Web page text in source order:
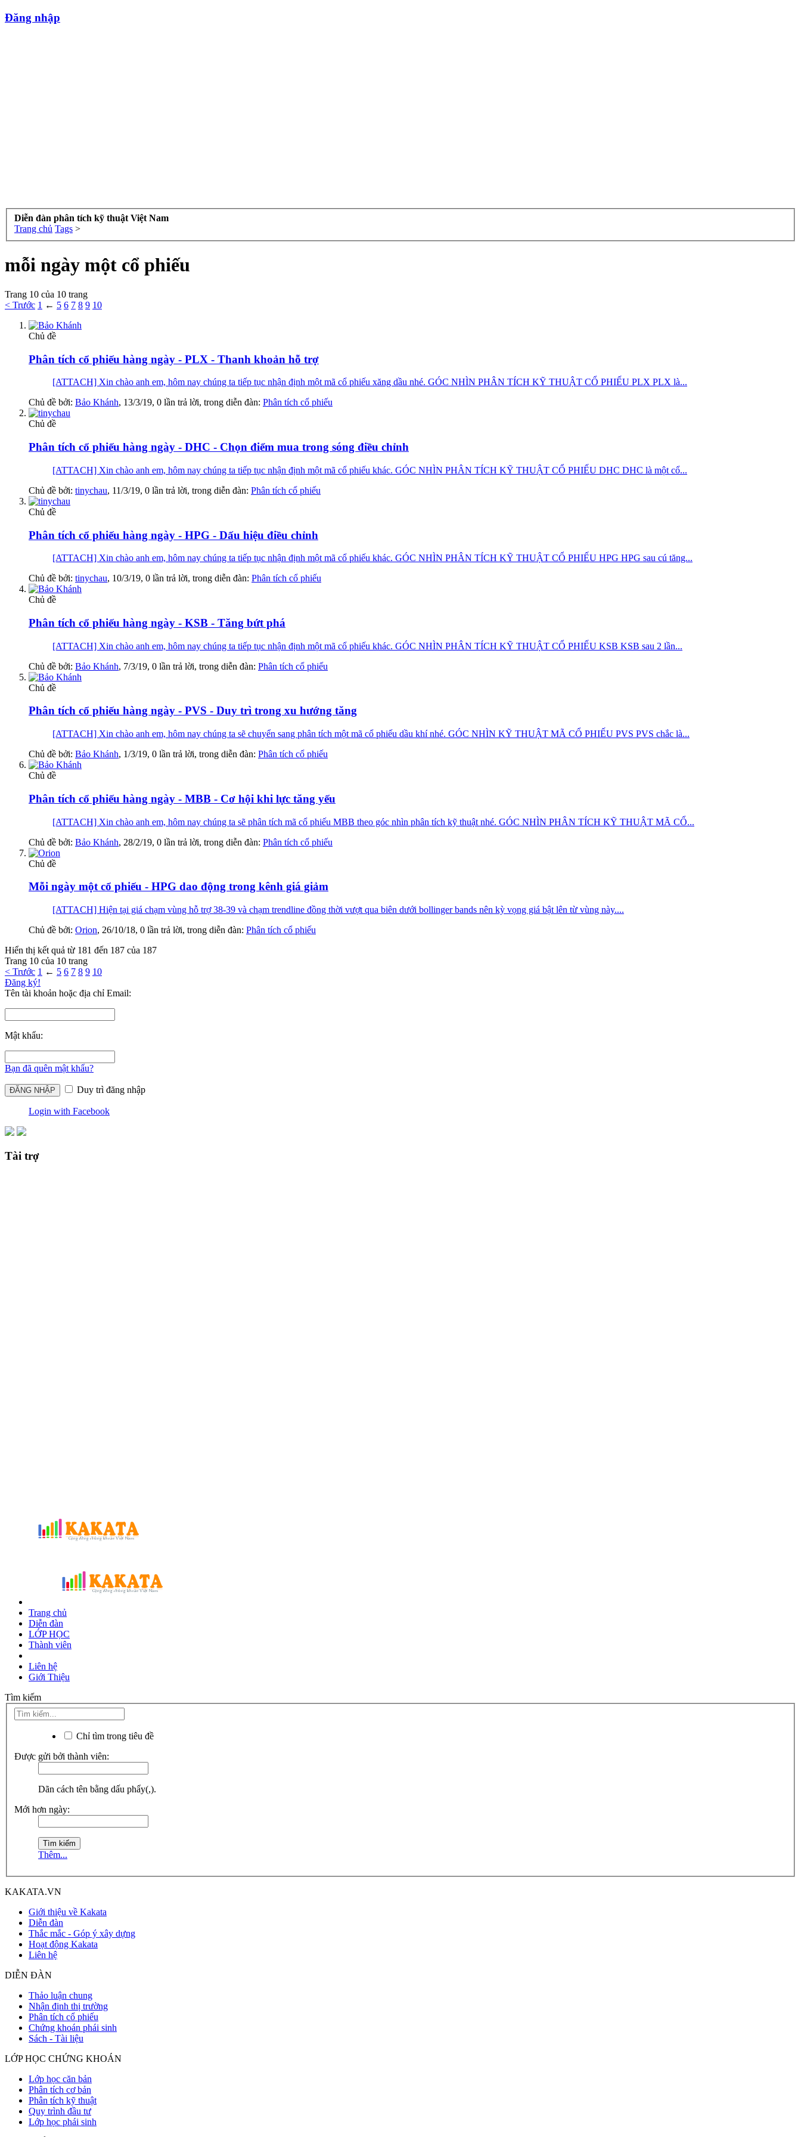
Đăng nhập
Diễn đàn phân tích kỹ thuật Việt Nam
Trang chủ Tags >
mỗi ngày một cổ phiếu
Trang 10 của 10 trang
< Trước 1 ← 5 6 7 8 9 10
Chủ đề
Phân tích cổ phiếu hàng ngày - PLX - Thanh khoản hỗ trợ
[ATTACH] Xin chào anh em, hôm nay chúng ta tiếp tục nhận định một mã cổ phiếu xăng dầu nhé. GÓC NHÌN PHÂN TÍCH KỸ THUẬT CỔ PHIẾU PLX PLX là...
Chủ đề bởi: Bảo Khánh, 13/3/19, 0 lần trả lời, trong diễn đàn: Phân tích cổ phiếu
Chủ đề
Phân tích cổ phiếu hàng ngày - DHC - Chọn điểm mua trong sóng điều chỉnh
[ATTACH] Xin chào anh em, hôm nay chúng ta tiếp tục nhận định một mã cổ phiếu khác. GÓC NHÌN PHÂN TÍCH KỸ THUẬT CỔ PHIẾU DHC DHC là một cổ...
Chủ đề bởi: tinychau, 11/3/19, 0 lần trả lời, trong diễn đàn: Phân tích cổ phiếu
Chủ đề
Phân tích cổ phiếu hàng ngày - HPG - Dấu hiệu điều chỉnh
[ATTACH] Xin chào anh em, hôm nay chúng ta tiếp tục nhận định một mã cổ phiếu khác. GÓC NHÌN PHÂN TÍCH KỸ THUẬT CỔ PHIẾU HPG HPG sau cú tăng...
Chủ đề bởi: tinychau, 10/3/19, 0 lần trả lời, trong diễn đàn: Phân tích cổ phiếu
Chủ đề
Phân tích cổ phiếu hàng ngày - KSB - Tăng bứt phá
[ATTACH] Xin chào anh em, hôm nay chúng ta tiếp tục nhận định một mã cổ phiếu khác. GÓC NHÌN PHÂN TÍCH KỸ THUẬT CỔ PHIẾU KSB KSB sau 2 lần...
Chủ đề bởi: Bảo Khánh, 7/3/19, 0 lần trả lời, trong diễn đàn: Phân tích cổ phiếu
Chủ đề
Phân tích cổ phiếu hàng ngày - PVS - Duy trì trong xu hướng tăng
[ATTACH] Xin chào anh em, hôm nay chúng ta sẽ chuyển sang phân tích một mã cổ phiếu dầu khí nhé. GÓC NHÌN KỸ THUẬT MÃ CỔ PHIẾU PVS PVS chắc là...
Chủ đề bởi: Bảo Khánh, 1/3/19, 0 lần trả lời, trong diễn đàn: Phân tích cổ phiếu
Chủ đề
Phân tích cổ phiếu hàng ngày - MBB - Cơ hội khi lực tăng yếu
[ATTACH] Xin chào anh em, hôm nay chúng ta sẽ phân tích mã cổ phiếu MBB theo góc nhìn phân tích kỹ thuật nhé. GÓC NHÌN PHÂN TÍCH KỸ THUẬT MÃ CỔ...
Chủ đề bởi: Bảo Khánh, 28/2/19, 0 lần trả lời, trong diễn đàn: Phân tích cổ phiếu
Chủ đề
Mỗi ngày một cổ phiếu - HPG dao động trong kênh giá giảm
[ATTACH] Hiện tại giá chạm vùng hỗ trợ 38-39 và chạm trendline đồng thời vượt qua biên dưới bollinger bands nên kỳ vọng giá bật lên từ vùng này....
Chủ đề bởi: Orion, 26/10/18, 0 lần trả lời, trong diễn đàn: Phân tích cổ phiếu
Hiển thị kết quả từ 181 đến 187 của 187
Trang 10 của 10 trang
< Trước 1 ← 5 6 7 8 9 10
Đăng ký!
Tên tài khoản hoặc địa chỉ Email:
Mật khẩu:
Bạn đã quên mật khẩu?
Duy trì đăng nhập
Login with Facebook
Tài trợ
Trang chủ
Diễn đàn
LỚP HỌC
Thành viên
Liên hệ
Giới Thiệu
Tìm kiếm
Chỉ tìm trong tiêu đề
Được gửi bởi thành viên:
Dãn cách tên bằng dấu phẩy(,).
Mới hơn ngày:
Thêm...
KAKATA.VN
Giới thiệu về Kakata
Diễn đàn
Thắc mắc - Góp ý xây dựng
Hoạt động Kakata
Liên hệ
DIỄN ĐÀN
Thảo luận chung
Nhận định thị trường
Phân tích cổ phiếu
Chứng khoán phái sinh
Sách - Tài liệu
LỚP HỌC CHỨNG KHOÁN
Lớp học căn bản
Phân tích cơ bản
Phân tích kỹ thuật
Quy trình đầu tư
Lớp học phái sinh